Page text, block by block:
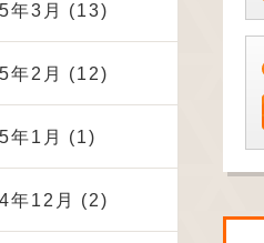
年3月 (13)
年2月 (12)
年1月 (1)
年12月 (2)